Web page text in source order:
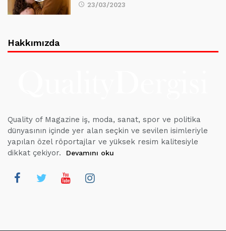
23/03/2023
Hakkımızda
Quality of Magazine iş, moda, sanat, spor ve politika
dünyasının içinde yer alan seçkin ve sevilen isimleriyle
yapılan özel röportajlar ve yüksek resim kalitesiyle
dikkat çekiyor.
Devamını oku